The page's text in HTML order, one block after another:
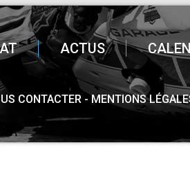
ACTUS
CONTACTER MENTIONS